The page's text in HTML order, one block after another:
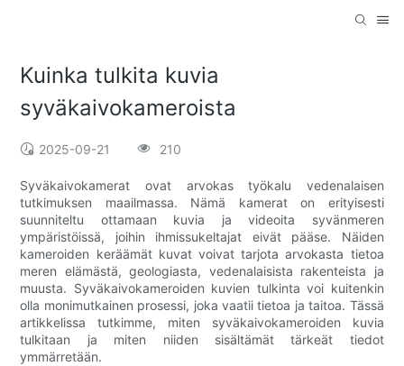
Kuinka tulkita kuvia
syväkaivokameroista
2025-09-21 210
Syväkaivokamerat ovat arvokas työkalu vedenalaisen
tutkimuksen maailmassa. Nämä kamerat on erityisesti
suunniteltu ottamaan kuvia ja videoita syvänmeren
ympäristöissä, joihin ihmissukeltajat eivät pääse. Näiden
kameroiden keräämät kuvat voivat tarjota arvokasta tietoa
meren elämästä, geologiasta, vedenalaisista rakenteista ja
muusta. Syväkaivokameroiden kuvien tulkinta voi kuitenkin
olla monimutkainen prosessi, joka vaatii tietoa ja taitoa. Tässä
artikkelissa tutkimme, miten syväkaivokameroiden kuvia
tulkitaan ja miten niiden sisältämät tärkeät tiedot
ymmärretään.